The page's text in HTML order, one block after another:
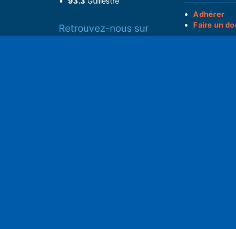
Retrouvez-nous sur
Adhérer
Faire un